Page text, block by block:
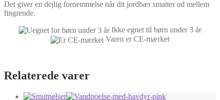
Det giver en dejlig fornemmelse når dit jordbær smatter ud mellem
fingrende.
Ikke egnet til børn under 3 år
Varen er CE-mærket
Relaterede varer